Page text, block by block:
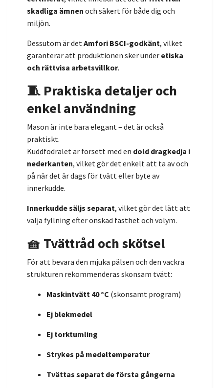
skadliga ämnen och säkert för både dig och
miljön.
Dessutom är det Amfori BSCI-godkänt, vilket
garanterar att produktionen sker under etiska
och rättvisa arbetsvillkor.
🧵 Praktiska detaljer och
enkel användning
Mason är inte bara elegant – det är också
praktiskt.
Kuddfodralet är försett med en dold dragkedja i
nederkanten, vilket gör det enkelt att ta av och
på när det är dags för tvätt eller byte av
innerkudde.
Innerkudde säljs separat, vilket gör det lätt att
välja fyllning efter önskad fasthet och volym.
🧺 Tvättråd och skötsel
För att bevara den mjuka pälsen och den vackra
strukturen rekommenderas skonsam tvätt:
Maskintvätt 40 °C (skonsamt program)
Ej blekmedel
Ej torktumling
Strykes på medeltemperatur
Tvättas separat de första gångerna